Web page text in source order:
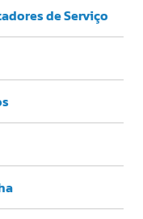
de Serviço